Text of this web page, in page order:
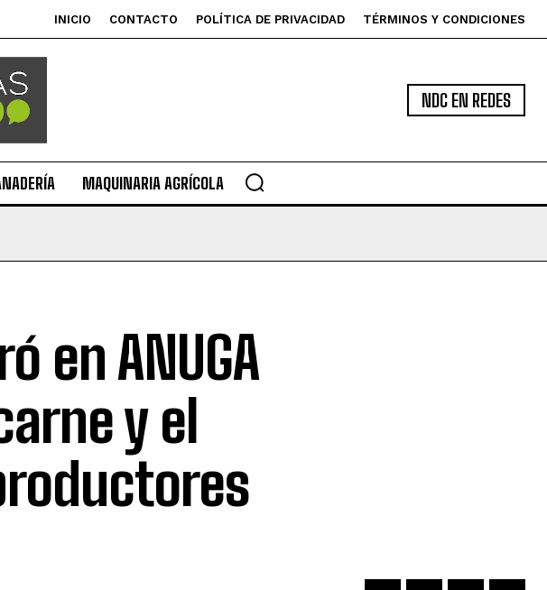
INICIO CONTACTO POLÍTICA DE PRIVACIDAD TÉRMINOS Y CONDICIONES
NDC EN REDES
MAQUINARIA AGRÍCOLA
en ANUGA
y el